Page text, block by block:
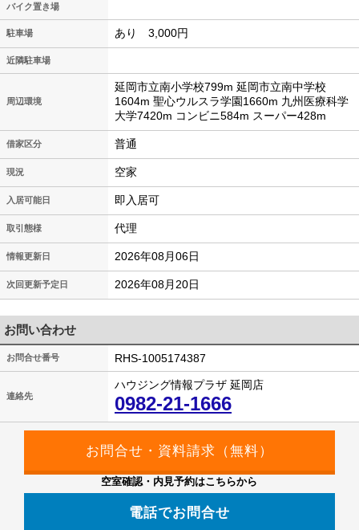
バイク置き場
駐車場 あり 3,000円
近隣駐車場
周辺環境
延岡市立南小学校799m 延岡市立南中学校
1604m 聖心ウルスラ学園1660m 九州医療科学
大学7420m コンビニ584m スーパー428m
借家区分 普通
現況 空家
入居可能日 即入居可
取引態様 代理
情報更新日 2026年08月06日
次回更新予定日 2026年08月20日
お問い合わせ
お問合せ番号 RHS-1005174387
連絡先
ハウジング情報プラザ 延岡店
0982-21-1666
空室確認・内見予約はこちらから
電話でお問合せ